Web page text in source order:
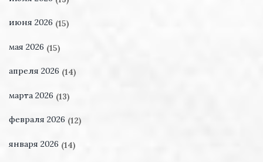
июня 2026 (15)
мая 2026 (15)
апреля 2026 (14)
марта 2026 (13)
февраля 2026 (12)
января 2026 (14)